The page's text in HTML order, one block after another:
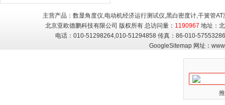
主营产品：数显角度仪,电动机经济运行测试仪,黑白密度计,干簧管
北京亚欧德鹏科技有限公司 版权所有 总访问量： 1190967 地址：
电话：010-51298264,010-51294858 传真：86-010-
GoogleSitemap网址：